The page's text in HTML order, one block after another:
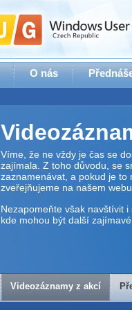
O nás
Víme, že ne vždy je čas se
zajímala. Z toho důvodu, se
zaznamenávat, a pokud je to
zveřejňujeme na našem webu.
Nezapomeňte však navštívit i
kde mohou být další zajímavé
Přehrávač
Videozáznamy z akcí